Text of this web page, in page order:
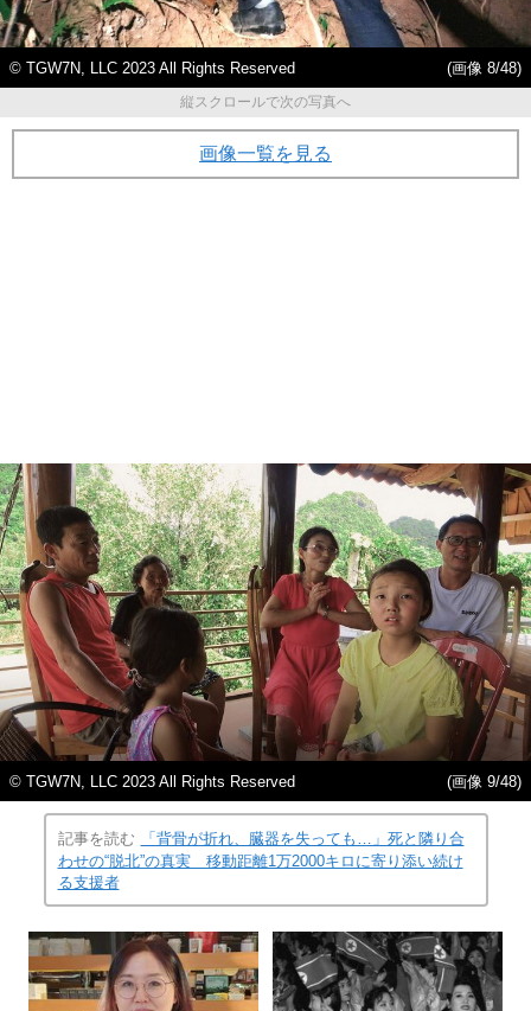
© TGW7N, LLC 2023 All Rights Reserved
(画像 8/48)
縦スクロールで次の写真へ
画像一覧を見る
© TGW7N, LLC 2023 All Rights Reserved (画像 9/48)
記事を読む
「背骨が折れ、臓器を失っても…」死と隣り合
わせの“脱北”の真実 移動距離1万2000キロに寄り添い続け
る支援者